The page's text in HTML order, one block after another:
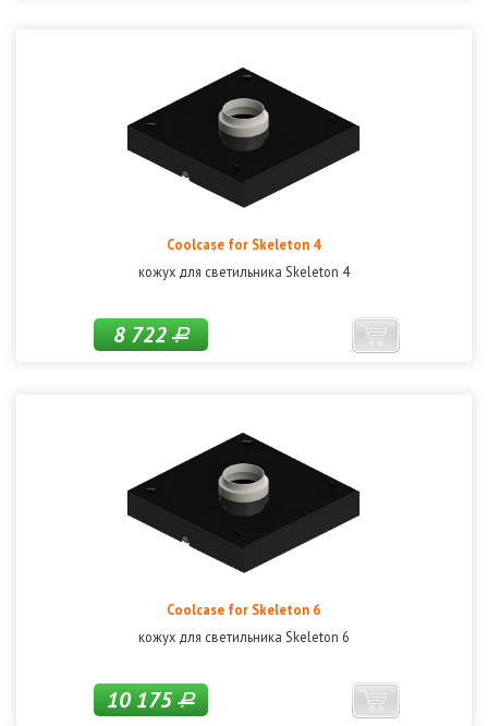
Coolcase for Skeleton 4
кожух для светильника Skeleton 4
8 722Р
Coolcase for Skeleton 6
кожух для светильника Skeleton 6
10 175Р